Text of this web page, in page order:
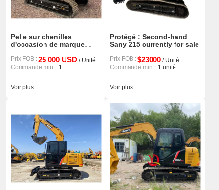
Pelle sur chenilles
d'occasion de marque
qualité et à bas prix
Prix FOB :25 000 USD/ Unité
Commande min. : 1
Voir plus
Protégé : Second-hand
Sany 215 currently for sale
Prix FOB :$23000/ Unité
Commande min. : 1 unité
Voir plus